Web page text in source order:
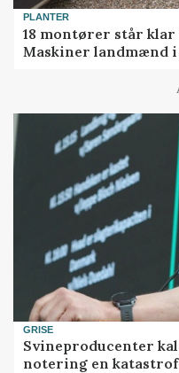
PLANTER
18 montører står klar
Maskiner landmænd i
GRISE
Svineproducenter
notering en